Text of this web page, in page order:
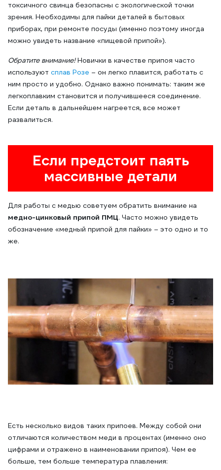
токсичного свинца безопасны с экологической точки
зрения. Необходимы для пайки деталей в бытовых
приборах, при ремонте посуды (именно поэтому иногда
можно увидеть название «пищевой припой»).
Обратите внимание!Новички в качестве припоя часто
используют сплав Розе – он легко плавится, работать с
ним просто и удобно. Однако важно понимать: таким же
легкоплавким становится и получившееся соединение.
Если деталь в дальнейшем нагреется, все может
развалиться.
Если предстоит паять
массивные детали
Для работы с медью советуем обратить внимание на
медно-цинковый припой ПМЦ. Часто можно увидеть
обозначение «медный припой для пайки» – это одно и то
же.
Есть несколько видов таких припоев. Между собой они
отличаются количеством меди в процентах (именно оно
цифрами и отражено в наименовании припоя). Чем ее
больше, тем больше температура плавления: